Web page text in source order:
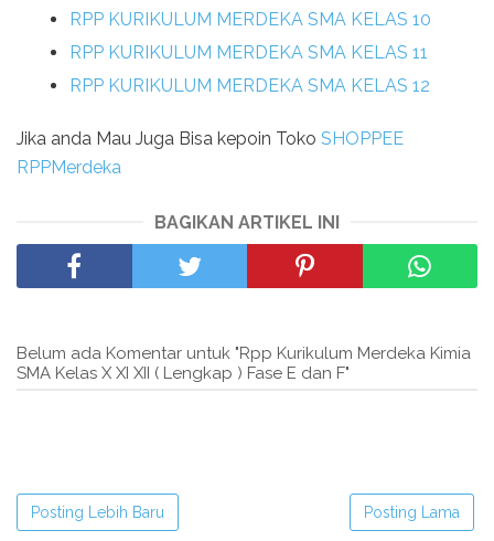
RPP KURIKULUM MERDEKA SMA KELAS 10
RPP KURIKULUM MERDEKA SMA KELAS 11
RPP KURIKULUM MERDEKA SMA KELAS 12
Jika anda Mau Juga Bisa kepoin Toko SHOPPEE
RPPMerdeka
BAGIKAN ARTIKEL INI
Belum ada Komentar untuk "Rpp Kurikulum Merdeka Kimia
SMA Kelas X XI XII ( Lengkap ) Fase E dan F"
Posting Lebih Baru Posting Lama